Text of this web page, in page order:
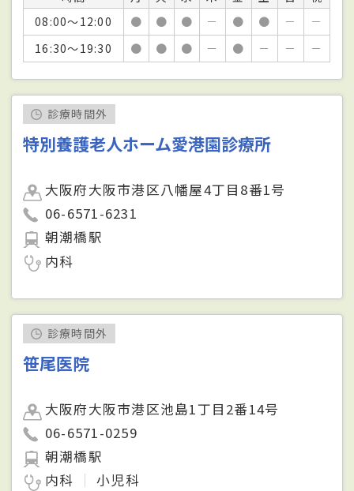
08:00～12:00
● ● ● － ● ● －
－
16:30～19:30
● ● ● － ● － － －
診療時間外
特別養護老人ホーム愛港園診療所
大阪府大阪市港区八幡屋4丁目8番1号
06-6571-6231
朝潮橋駅
内科
診療時間外
笹尾医院
大阪府大阪市港区池島1丁目2番14号
06-6571-0259
朝潮橋駅
内科
小児科